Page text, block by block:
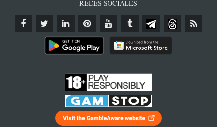
REDES SOCIALES